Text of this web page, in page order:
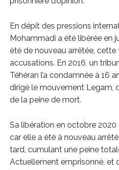
En dépit des pressions
Mohammadi a été libérée en
été de nouveau arrêtée, cette
accusations. En 2016, un
Téhéran l’a condamnée à 16
dirigé le mouvement Legam,
de la peine de mort.
Sa libération en octobre 2020
car elle a été à nouveau
tard, cumulant une peine
Actuellement emprisonné, et